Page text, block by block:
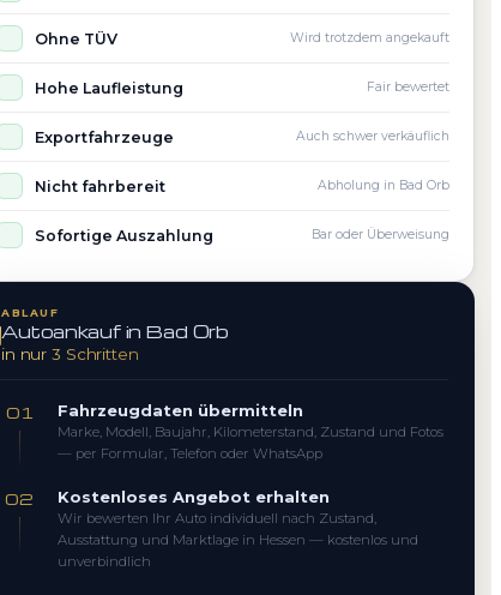
Ohne TÜV Wird trotzdem angekauft
Hohe Laufleistung Fair bewertet
Exportfahrzeuge Auch schwer verkäuflich
Nicht fahrbereit Abholung in Bad Orb
Sofortige Auszahlung Bar oder Überweisung
ABLAUF
Autoankauf in Bad Orb
in nur 3 Schritten
01 Fahrzeugdaten übermitteln
Marke, Modell, Baujahr, Kilometerstand, Zustand und Fotos
— per Formular, Telefon oder WhatsApp
02 Kostenloses Angebot erhalten
Wir bewerten Ihr Auto individuell nach Zustand,
Ausstattung und Marktlage in Hessen — kostenlos und
unverbindlich